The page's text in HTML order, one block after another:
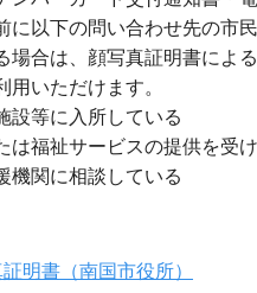
に以下の問い合わせ先の市
合は、顔写真証明書によ
いただけます。
設等に入所している
は福祉サービスの提供を受
機関に相談している
明書（南国市役所）